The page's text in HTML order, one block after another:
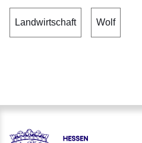
Landwirtschaft Wolf